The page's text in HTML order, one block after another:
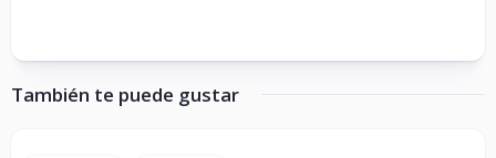
También te puede gustar